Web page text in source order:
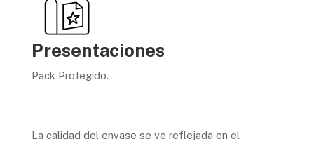
Presentaciones
Pack Protegido.
La calidad del envase se ve reflejada en el